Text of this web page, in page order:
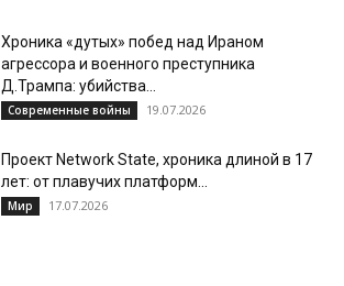
Хроника «дутых» побед над Ираном
агрессора и военного преступника
Д.Трампа: убийства...
Современные войны 19.07.2026
Проект Network State, хроника длиной в 17
лет: от плавучих платформ...
Мир 17.07.2026